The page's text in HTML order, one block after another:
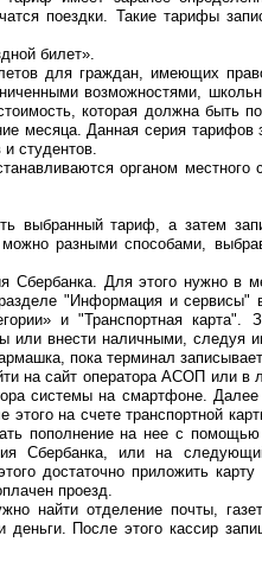
поездки. Такие тарифы
билет».
для граждан, имеющих
возможностями,
которая должна быть
месяца. Данная серия тарифов
студентов.
органом местного
выбранный тариф, а затем
можно разными способами,
Сбербанка. Для этого нужно в
"Информация и сервисы"
и "Транспортная карта".
или внести наличными, следуя
пока терминал
на сайт оператора АСОП или в
системы на смартфоне. Далее
этого на счете транспортной
пополнение на нее с
Сбербанка, или на
достаточно приложить
проезд.
найти отделение почты,
деньги. После этого кассир